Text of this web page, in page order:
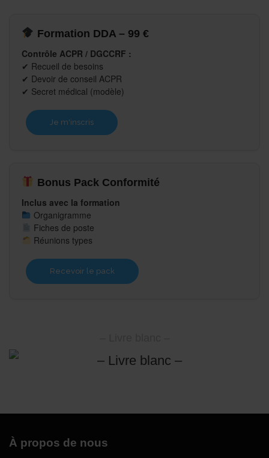
Formation DDA – 99 €
Contrôle ACPR / DGCCRF :
✔ Recueil de besoins
✔ Devoir de conseil ACPR
✔ Secret médical (modèle)
Je m'inscris
Bonus Pack Conformité
Inclus avec la formation
Organigramme
Fiches de poste
Réunions types
Recevoir le pack
À propos de nous